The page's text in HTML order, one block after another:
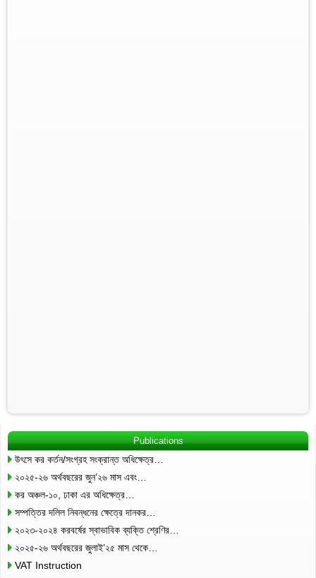
Publications
উৎসে কর কর্তন/সংগ্রহ সংক্রান্ত অধিক্ষেত্র…
২০২৫-২৬ অর্থবছরের জুন’২৬ মাস এবং…
কর অঞ্চল-১০, ঢাকা এর অধিক্ষেত্র…
সম্পত্তির দলিল নিবন্ধনের ক্ষেত্রে দানকর…
২০২৩-২০২৪ করবর্ষের স্বাভাবিক ব্যক্তি শ্রেণির…
২০২৫-২৬ অর্থবছরের জুলাই’২৫ মাস থেকে…
VAT Instruction